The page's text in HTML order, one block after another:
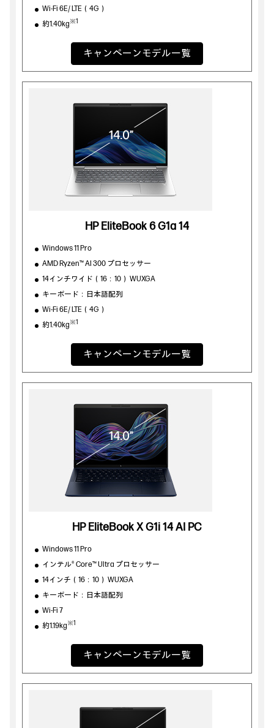
Wi-Fi 6E/ LTE（4G）
約1.40kg※1
キャンペーンモデル一覧
HP EliteBook 6 G1a 14
Windows 11 Pro
AMD Ryzen™ AI 300 プロセッサー
14インチワイド（16：10） WUXGA
キーボード：日本語配列
Wi-Fi 6E/ LTE（4G）
約1.40kg※1
キャンペーンモデル一覧
HP EliteBook X G1i 14 AI PC
Windows 11 Pro
インテル® Core™ Ultra プロセッサー
14インチ（16：10） WUXGA
キーボード：日本語配列
Wi-Fi 7
約1.19kg※1
キャンペーンモデル一覧